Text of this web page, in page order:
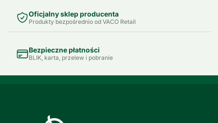
Oficjalny sklep producenta
Produkty bezpośrednio od VACO Retail
Bezpieczne płatności
BLIK, karta, przelew i pobranie